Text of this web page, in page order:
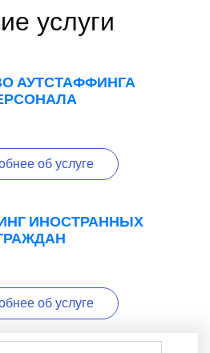
услуги
АУТСТАФФИНГА
об услуге
ИНОСТРАННЫХ
об услуге